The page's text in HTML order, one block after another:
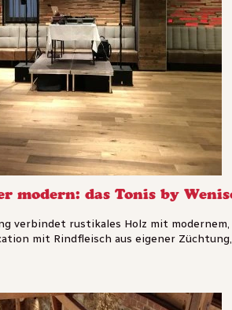
modern: das Tonis by
verbindet rustikales Holz mit
mit Rindfleisch aus eigener